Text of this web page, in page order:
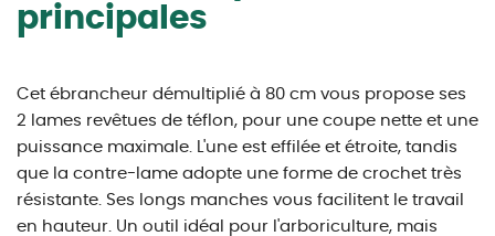
principales
Cet ébrancheur démultiplié à 80 cm vous propose ses
2 lames revêtues de téflon, pour une coupe nette et une
puissance maximale. L'une est effilée et étroite, tandis
que la contre-lame adopte une forme de crochet très
résistante. Ses longs manches vous facilitent le travail
en hauteur. Un outil idéal pour l'arboriculture, mais